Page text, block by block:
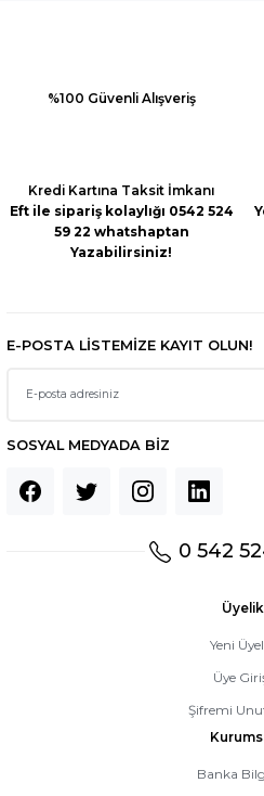
Ürün bilgilerinde hatalar
%100 Güvenli Alışveriş
Kredi Kartına Taksit İmkanı
Eft ile sipariş kolaylığı 0542 524
59 22 whatshaptan
Yazabilirsiniz!
E-POSTA LİSTEMİZE KAYIT OLUN!
SOSYAL MEDYADA BİZ
0 542
Üyelik
Yeni
Üye
Şifremi
Banka